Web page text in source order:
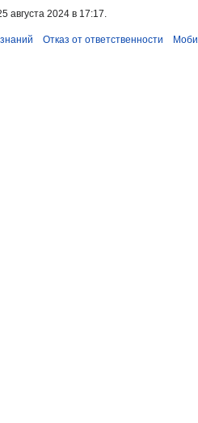
августа 2024 в 17:17.
Отказ от ответственности